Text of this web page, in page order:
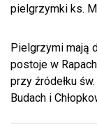
pielgrzymki ks.
Pielgrzymi mają
postoje w
przy źródełku
Budach i